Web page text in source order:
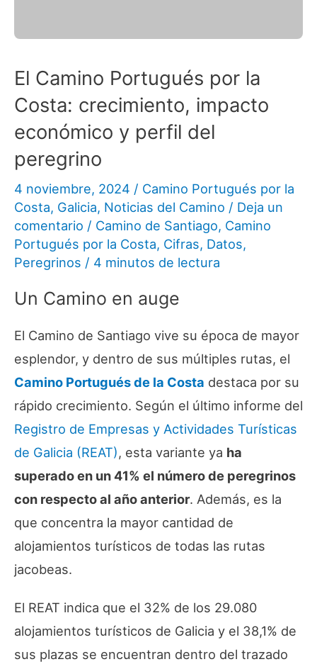
El Camino Portugués por la
Costa: crecimiento, impacto
económico y perfil del
peregrino
4 noviembre, 2024 / Camino Portugués por la
Costa, Galicia, Noticias del Camino / Deja un
comentario / Camino de Santiago, Camino
Portugués por la Costa, Cifras, Datos,
Peregrinos / 4 minutos de lectura
Un Camino en auge
El Camino de Santiago vive su época de mayor
esplendor, y dentro de sus múltiples rutas, el
Camino Portugués de la Costa destaca por su
rápido crecimiento. Según el último informe del
Registro de Empresas y Actividades Turísticas
de Galicia (REAT), esta variante ya ha
superado en un 41% el número de peregrinos
con respecto al año anterior. Además, es la
que concentra la mayor cantidad de
alojamientos turísticos de todas las rutas
jacobeas.
El REAT indica que el 32% de los 29.080
alojamientos turísticos de Galicia y el 38,1% de
sus plazas se encuentran dentro del trazado